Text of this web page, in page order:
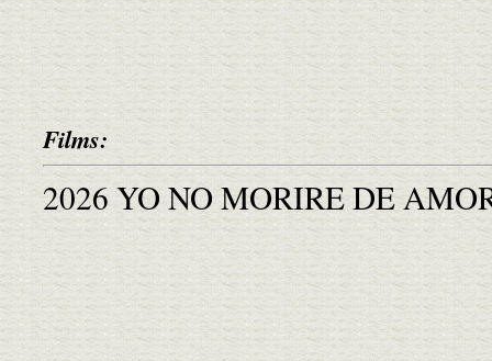
Films:
2026 YO NO MORIRE DE